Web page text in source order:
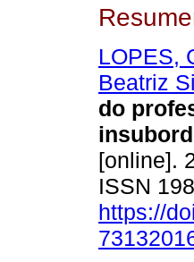
LOPES,
Beatriz
do
[online].
ISSN
https://